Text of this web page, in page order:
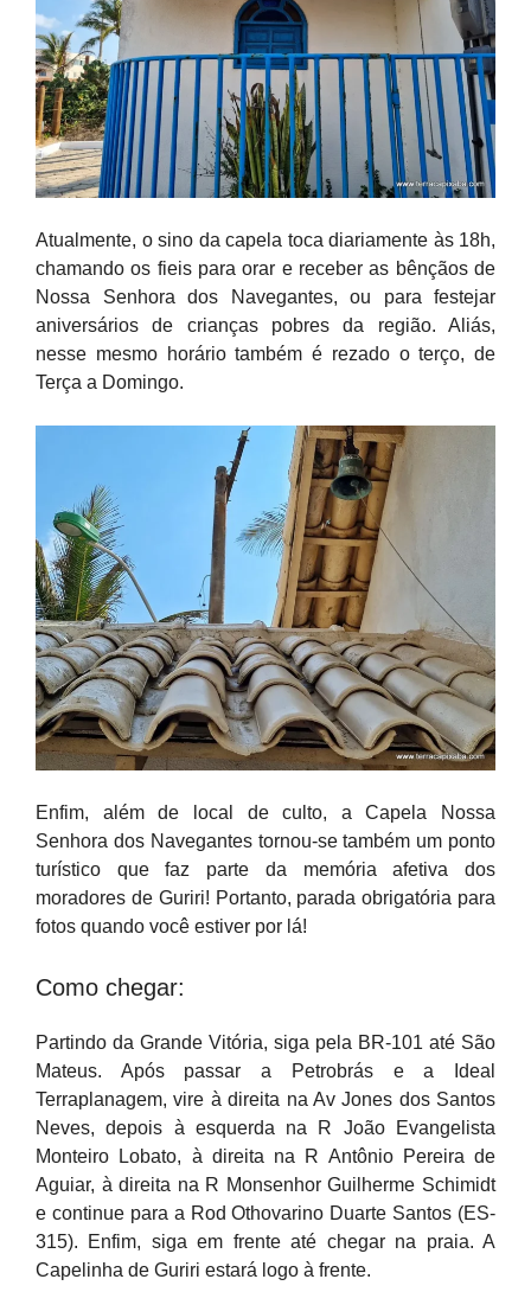
Atualmente, o sino da capela toca diariamente às 18h,
chamando os fieis para orar e receber as bênçãos de
Nossa Senhora dos Navegantes, ou para festejar
aniversários de crianças pobres da região. Aliás,
nesse mesmo horário também é rezado o terço, de
Terça a Domingo.
Enfim, além de local de culto, a Capela Nossa
Senhora dos Navegantes tornou-se também um ponto
turístico que faz parte da memória afetiva dos
moradores de Guriri! Portanto, parada obrigatória para
fotos quando você estiver por lá!
Como chegar:
Partindo da Grande Vitória, siga pela BR-101 até São
Mateus. Após passar a Petrobrás e a Ideal
Terraplanagem, vire à direita na Av Jones dos Santos
Neves, depois à esquerda na R João Evangelista
Monteiro Lobato, à direita na R Antônio Pereira de
Aguiar, à direita na R Monsenhor Guilherme Schimidt
e continue para a Rod Othovarino Duarte Santos (ES-
315). Enfim, siga em frente até chegar na praia. A
Capelinha de Guriri estará logo à frente.